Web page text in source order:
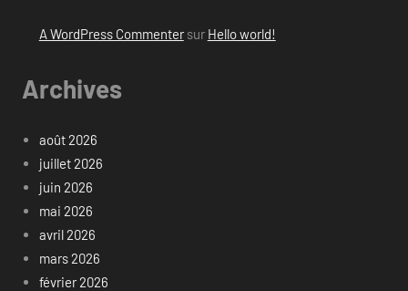
A WordPress Commentersur Hello world!
Archives
août 2026
juillet 2026
juin 2026
mai 2026
avril 2026
mars 2026
février 2026